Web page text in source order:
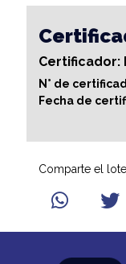
Certificador:
N° de
Fecha de
Comparte el lote